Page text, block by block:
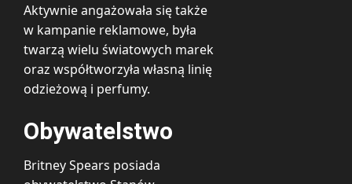
Aktywnie angażowała się także
w kampanie reklamowe, była
twarzą wielu światowych marek
oraz współtworzyła własną linię
odzieżową i perfumy.
Obywatelstwo
Britney Spears posiada